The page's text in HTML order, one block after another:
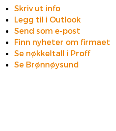
Skriv ut info
Legg til i Outlook
Send som e-post
Finn nyheter om firmaet
Se nøkkeltall i Proff
Se Brønnøysund